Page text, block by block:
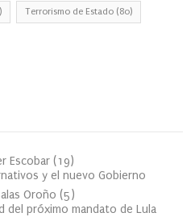
Terrorismo de Estado (80)
Escobar (19)
y el nuevo Gobierno
Oroño (5)
del próximo mandato de Lula